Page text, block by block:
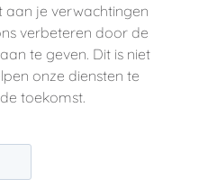
aan je verwachtingen
verbeteren door de
te geven. Dit is niet
onze diensten te
toekomst.